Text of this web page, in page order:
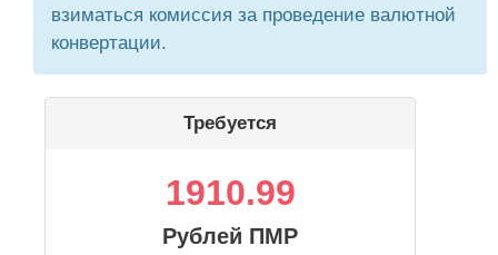
взиматься комиссия за проведение валютной
конвертации.
Требуется
1910.99
Рублей ПМР